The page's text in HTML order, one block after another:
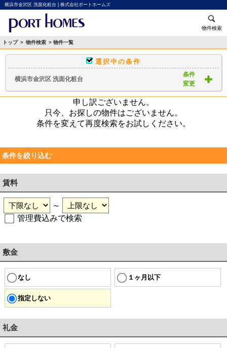
横浜市金沢区 洗面化粧台 | 株式会社ポートホームズ
物件検索
トップ > 物件検索 > 物件一覧
選択中の条件
横浜市金沢区 洗面化粧台
条件
変更
申し訳ございません。
只今、お探しの物件はございません。
条件を変えて再度検索をお試しください。
条件を絞り込む
賃料
～
管理費込みで検索
敷金
なし １ヶ月以下
指定しない
礼金